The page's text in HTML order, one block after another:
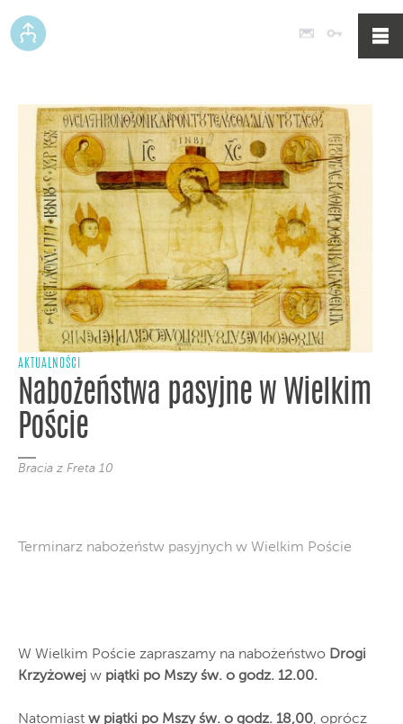
Poczta
AKTUALNOŚCI
Nabożeństwa pasyjne w Wielkim
Poście
Bracia z Freta 10
Terminarz nabożeństw pasyjnych w Wielkim Poście
W Wielkim Poście zapraszamy na nabożeństwo Drogi
Krzyżowej w piątki po Mszy św. o godz. 12.00.
Natomiast w piątki po Mszy św. o godz. 18,00, oprócz